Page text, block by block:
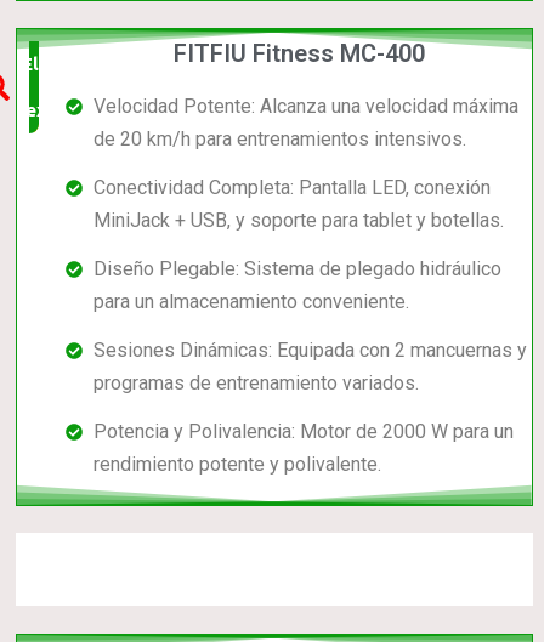
Elección
experta
FITFIU Fitness MC-400
Velocidad Potente: Alcanza una velocidad máxima
de 20 km/h para entrenamientos intensivos.
Conectividad Completa: Pantalla LED, conexión
MiniJack + USB, y soporte para tablet y botellas.
Diseño Plegable: Sistema de plegado hidráulico
para un almacenamiento conveniente.
Sesiones Dinámicas: Equipada con 2 mancuernas y
programas de entrenamiento variados.
Potencia y Polivalencia: Motor de 2000 W para un
rendimiento potente y polivalente.